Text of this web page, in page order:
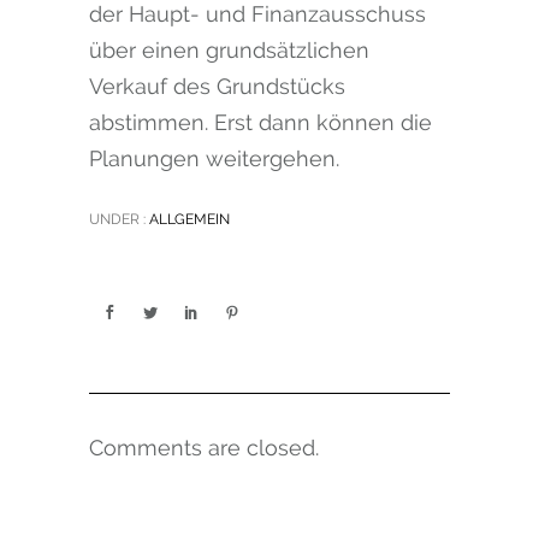
der Haupt- und Finanzausschuss
über einen grundsätzlichen
Verkauf des Grundstücks
abstimmen. Erst dann können die
Planungen weitergehen.
UNDER : ALLGEMEIN
Comments are closed.